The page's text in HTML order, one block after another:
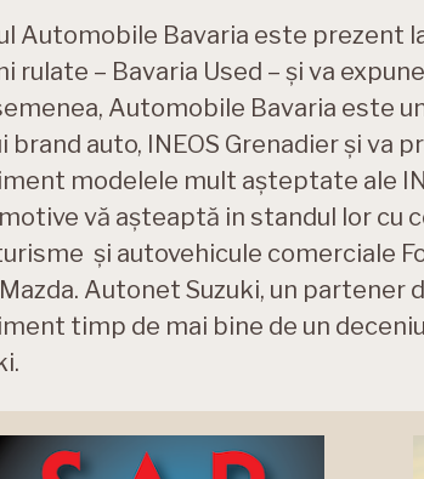
Automobile Bavaria este prezent
rulate – Bavaria Used – și va
Automobile Bavaria este
brand auto, INEOS Grenadier și va
modelele mult așteptate ale
vă așteaptă in standul lor cu
și autovehicule comerciale
Autonet Suzuki, un partener
timp de mai bine de un